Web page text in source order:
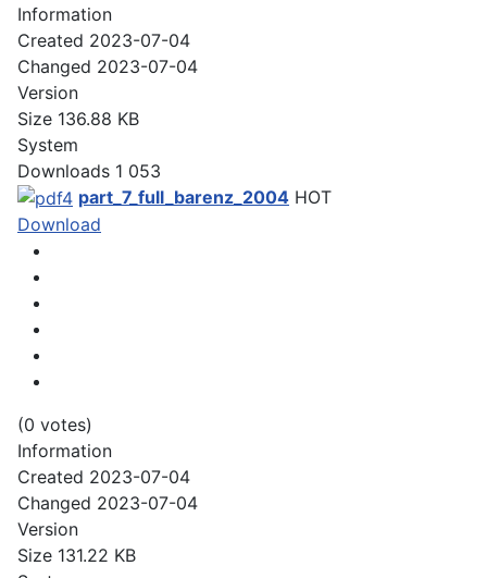
Information
Created 2023-07-04
Changed 2023-07-04
Version
Size 136.88 KB
System
Downloads 1 053
part_7_full_barenz_2004 HOT
Download
(0 votes)
Information
Created 2023-07-04
Changed 2023-07-04
Version
Size 131.22 KB